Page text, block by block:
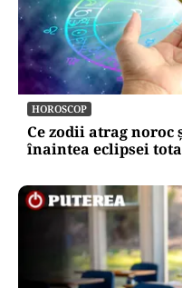
HOROSCOP
Ce zodii atrag noroc
înaintea eclipsei